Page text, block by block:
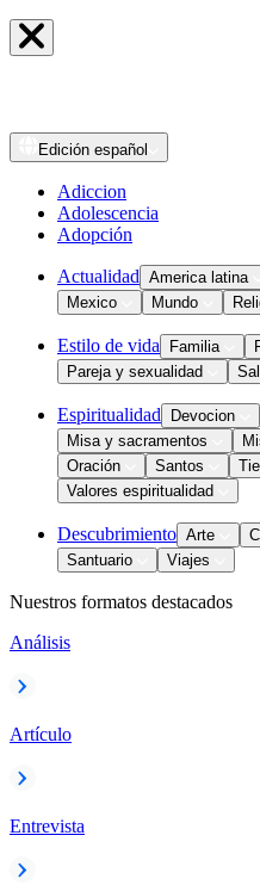
Edición español
Adiccion
Adolescencia
Adopción
Actualidad America latina
Mexico
Mundo
Estilo de vida Familia
Pareja y sexualidad
Espiritualidad Devocion
Misa y sacramentos
Oración
Santos
Valores espiritualidad
Descubrimiento Arte
Santuario
Viajes
Nuestros formatos destacados
Análisis
Artículo
Entrevista